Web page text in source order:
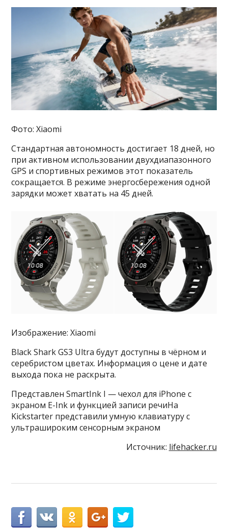
Фото: Xiaomi
Стандартная автономность достигает 18 дней, но
при активном использовании двухдиапазонного
GPS и спортивных режимов этот показатель
сокращается. В режиме энергосбережения одной
зарядки может хватать на 45 дней.
Изображение: Xiaomi
Black Shark GS3 Ultra будут доступны в чёрном и
серебристом цветах. Информация о цене и дате
выхода пока не раскрыта.
Представлен SmartInk I — чехол для iPhone с
экраном E-Ink и функцией записи речиНа
Kickstarter представили умную клавиатуру с
ультрашироким сенсорным экраном
Источник: lifehacker.ru